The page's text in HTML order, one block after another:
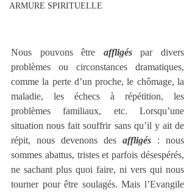
ARMURE SPIRITUELLE
Nous pouvons être affligés par divers
problèmes ou circonstances dramatiques,
comme la perte d’un proche, le chômage, la
maladie, les échecs à répétition, les
problèmes familiaux, etc. Lorsqu’une
situation nous fait souffrir sans qu’il y ait de
répit, nous devenons des affligés : nous
sommes abattus, tristes et parfois désespérés,
ne sachant plus quoi faire, ni vers qui nous
tourner pour être soulagés. Mais l’Evangile